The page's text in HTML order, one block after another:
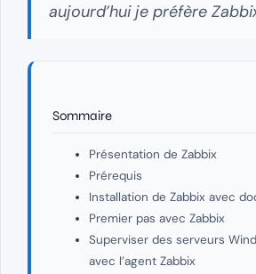
aujourd’hui je préfère
Sommaire
Présentation de Zabbix
Prérequis
Installation de Zabbix avec
Premier pas avec Zabbix
Superviser des serveurs
avec l’agent Zabbix